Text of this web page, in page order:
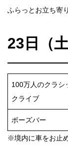
ふらっとお立ち寄
23日（
100万人のクラシ
クライブ
ボーズバー
※境内に車をお止